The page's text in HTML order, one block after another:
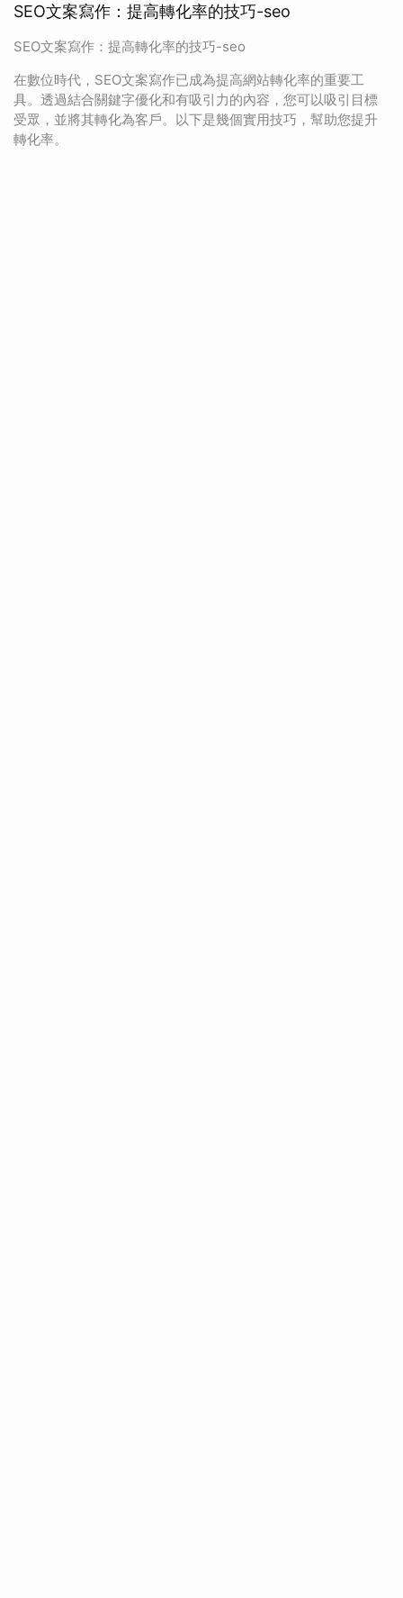
SEO文案寫作：提高轉化率的技巧-seo
SEO文案寫作：提高轉化率的技巧-seo
在數位時代，SEO文案寫作已成為提高網站轉化率的重要工
具。透過結合關鍵字優化和有吸引力的內容，您可以吸引目標
受眾，並將其轉化為客戶。以下是幾個實用技巧，幫助您提升
轉化率。